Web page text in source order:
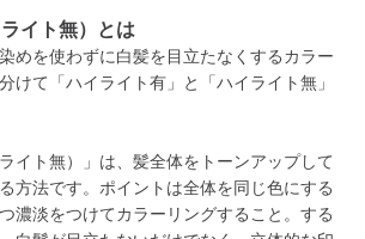
イト無）とは
めを使わずに白髪を目立たなくするカラー
けて「ハイライト有」と「ハイライト無」
イト無）」は、髪全体をトーンアップして
方法です。ポイントは全体を同じ色にする
濃淡をつけてカラーリングすること。する